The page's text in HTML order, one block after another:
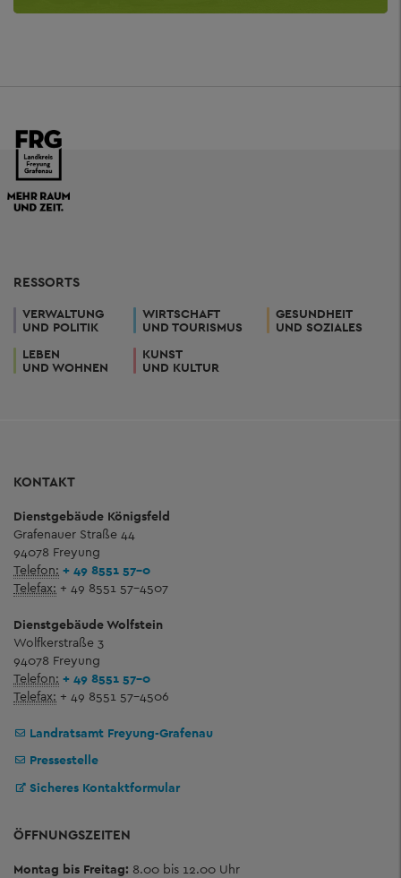
RESSORTS
VERWALTUNG
UND POLITIK
WIRTSCHAFT
UND TOURISMUS
GESUNDHEIT
UND SOZIALES
LEBEN
UND WOHNEN
KUNST
UND KULTUR
KONTAKT
Dienstgebäude Königsfeld
Grafenauer Straße 44
94078 Freyung
Telefon: + 49 8551 57-0
Telefax: + 49 8551 57-4507
Dienstgebäude Wolfstein
Wolfkerstraße 3
94078 Freyung
Telefon: + 49 8551 57-0
Telefax: + 49 8551 57-4506
Landratsamt Freyung-Grafenau
Pressestelle
Sicheres Kontaktformular
ÖFFNUNGSZEITEN
Montag bis Freitag: 8.00 bis 12.00 Uhr